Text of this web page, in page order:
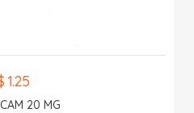
1.25
20 MG